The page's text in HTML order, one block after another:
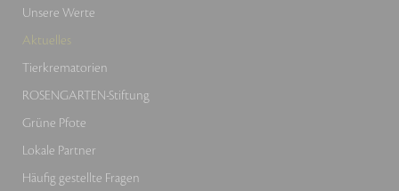
Unsere Werte
Aktuelles
Tierkrematorien
ROSENGARTEN-Stiftung
Grüne Pfote
Lokale Partner
Häufig gestellte Fragen